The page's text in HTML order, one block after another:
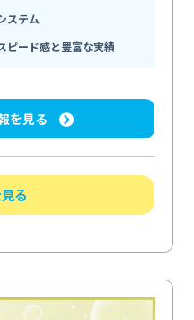
ステム
ピード感と豊富な実績
を見る
る